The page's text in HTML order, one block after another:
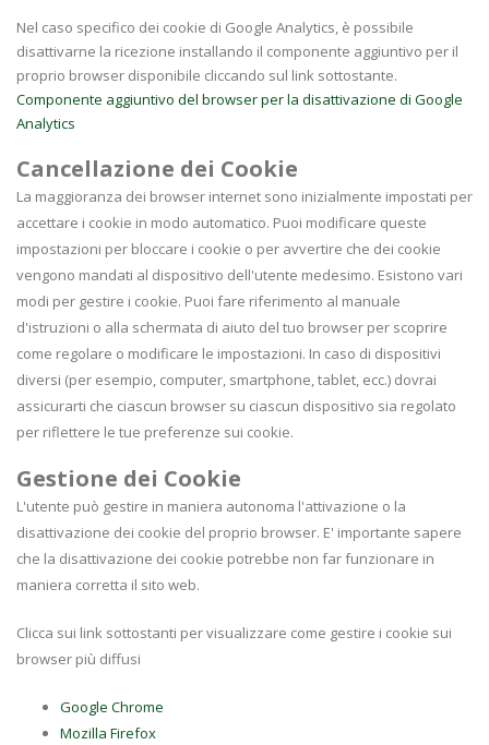
Nel caso specifico dei cookie di Google Analytics, è possibile
disattivarne la ricezione installando il componente aggiuntivo per il
proprio browser disponibile cliccando sul link sottostante.
Componente aggiuntivo del browser per la disattivazione di Google
Analytics
Cancellazione dei Cookie
La maggioranza dei browser internet sono inizialmente impostati per
accettare i cookie in modo automatico. Puoi modificare queste
impostazioni per bloccare i cookie o per avvertire che dei cookie
vengono mandati al dispositivo dell'utente medesimo. Esistono vari
modi per gestire i cookie. Puoi fare riferimento al manuale
d'istruzioni o alla schermata di aiuto del tuo browser per scoprire
come regolare o modificare le impostazioni. In caso di dispositivi
diversi (per esempio, computer, smartphone, tablet, ecc.) dovrai
assicurarti che ciascun browser su ciascun dispositivo sia regolato
per riflettere le tue preferenze sui cookie.
Gestione dei Cookie
L'utente può gestire in maniera autonoma l'attivazione o la
disattivazione dei cookie del proprio browser. E' importante sapere
che la disattivazione dei cookie potrebbe non far funzionare in
maniera corretta il sito web.
Clicca sui link sottostanti per visualizzare come gestire i cookie sui
browser più diffusi
Google Chrome
Mozilla Firefox